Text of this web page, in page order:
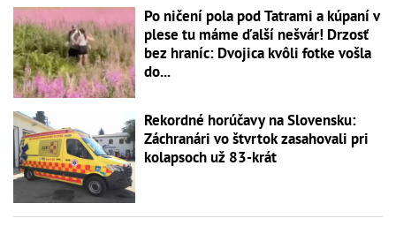
Po ničení pola pod Tatrami a kúpaní v
plese tu máme ďalší nešvár! Drzosť
bez hraníc: Dvojica kvôli fotke vošla
do...
Rekordné horúčavy na Slovensku:
Záchranári vo štvrtok zasahovali pri
kolapsoch už 83-krát